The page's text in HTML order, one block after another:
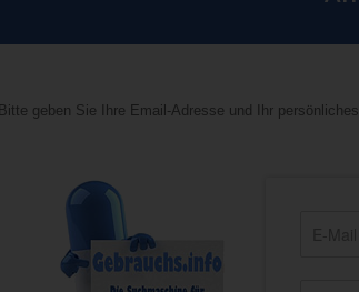
Bitte geben Sie Ihre Email-Adresse und Ihr